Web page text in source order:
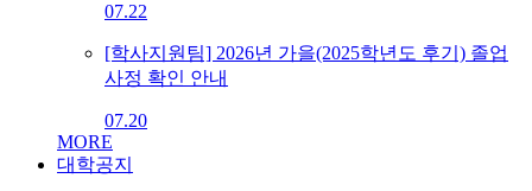
07.22
[학사지원팀] 2026년 가을(2025학년도 후기) 졸업
사정 확인 안내
07.20
MORE
대학공지